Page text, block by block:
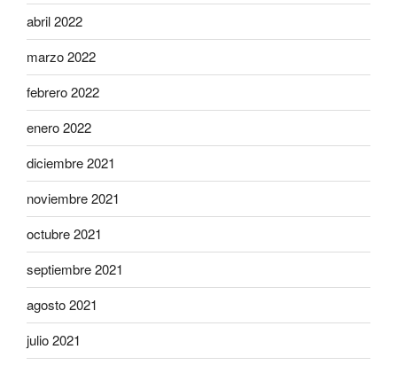
abril 2022
marzo 2022
febrero 2022
enero 2022
diciembre 2021
noviembre 2021
octubre 2021
septiembre 2021
agosto 2021
julio 2021